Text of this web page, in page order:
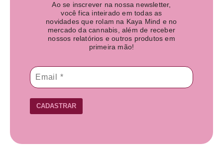
Ao se inscrever na nossa newsletter,
você fica inteirado em todas as
novidades que rolam na Kaya Mind e no
mercado da cannabis, além de receber
nossos relatórios e outros produtos em
primeira mão!
CADASTRAR